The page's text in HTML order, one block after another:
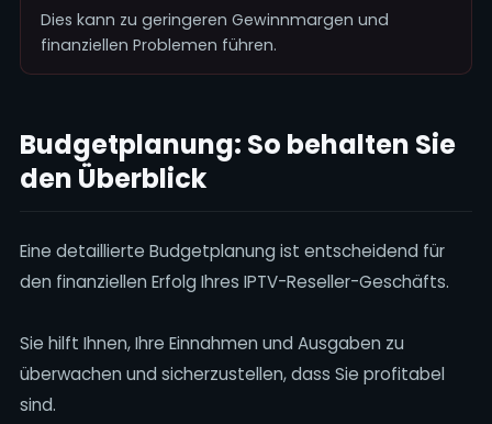
Dies kann zu geringeren Gewinnmargen und
finanziellen Problemen führen.
Budgetplanung: So behalten Sie
den Überblick
Eine detaillierte Budgetplanung ist entscheidend für
den finanziellen Erfolg Ihres IPTV-Reseller-Geschäfts.
Sie hilft Ihnen, Ihre Einnahmen und Ausgaben zu
überwachen und sicherzustellen, dass Sie profitabel
sind.